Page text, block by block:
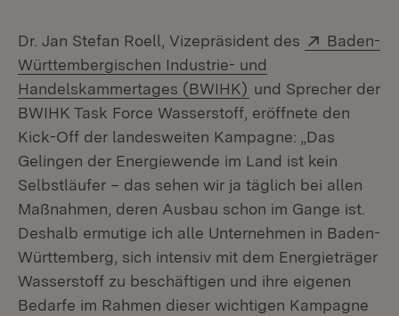
Dr. Jan Stefan Roell, Vizepräsident des Extern:
Baden-
Württembergischen Industrie- und
Handelskammertages (BWIHK) (Öffnet in neuem
und Sprecher der
BWIHK Task Force Wasserstoff, eröffnete den
Kick-Off der landesweiten Kampagne: „Das
Gelingen der Energiewende im Land ist kein
Selbstläufer – das sehen wir ja täglich bei allen
Maßnahmen, deren Ausbau schon im Gange ist.
Deshalb ermutige ich alle Unternehmen in Baden-
Württemberg, sich intensiv mit dem Energieträger
Wasserstoff zu beschäftigen und ihre eigenen
Bedarfe im Rahmen dieser wichti­gen Kampagne